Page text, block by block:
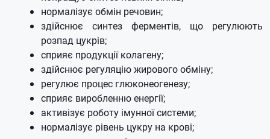
нормалізує обмін речовин;
здійснює синтез ферментів, що регулюють
розпад цукрів;
сприяє продукції колагену;
здійснює регуляцію жирового обміну;
регулює процес глюконеогенезу;
сприяє виробленню енергії;
активізує роботу імунної системи;
нормалізує рівень цукру на крові;